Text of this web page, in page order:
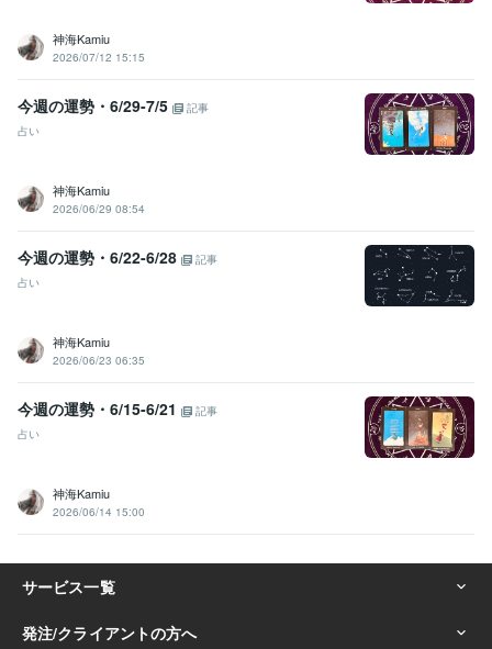
神海Kamiu
2026/07/12 15:15
今週の運勢・6/29-7/5
記事
占い
神海Kamiu
2026/06/29 08:54
今週の運勢・6/22-6/28
記事
占い
神海Kamiu
2026/06/23 06:35
今週の運勢・6/15-6/21
記事
占い
神海Kamiu
2026/06/14 15:00